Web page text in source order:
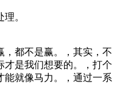
。
，都不是赢。，其实，不
才是我们想要的。，打个
能就像马力。，通过一系